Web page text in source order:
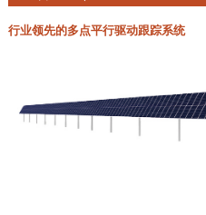
行业领先的多点平行驱动跟踪系统